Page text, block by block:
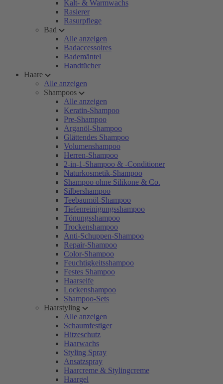
Kalt- & Warmwachs
Rasierer
Rasurpflege
Bad
Alle anzeigen
Badaccessoires
Bademäntel
Handtücher
Haare
Alle anzeigen
Shampoos
Alle anzeigen
Keratin-Shampoo
Pre-Shampoo
Arganöl-Shampoo
Glättendes Shampoo
Volumenshampoo
Herren-Shampoo
2-in-1-Shampoo & -Conditioner
Naturkosmetik-Shampoo
Shampoo ohne Silikone & Co.
Silbershampoo
Teebaumöl-Shampoo
Tiefenreinigungsshampoo
Tönungsshampoo
Trockenshampoo
Anti-Schuppen-Shampoo
Repair-Shampoo
Color-Shampoo
Feuchtigkeitsshampoo
Festes Shampoo
Haarseife
Lockenshampoo
Shampoo-Sets
Haarstyling
Alle anzeigen
Schaumfestiger
Hitzeschutz
Haarwachs
Styling Spray
Ansatzspray
Haarcreme & Stylingcreme
Haargel